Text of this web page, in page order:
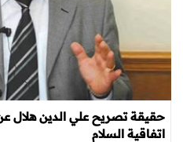
حقيقة تصريح علي الدين هلال
اتفاقية السلام